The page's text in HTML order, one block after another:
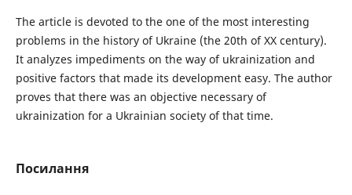
The article is devoted to the one of the most interesting
problems in the history of Ukraine (the 20th of XX century).
It analyzes impediments on the way of ukrainization and
positive factors that made its development easy. The author
proves that there was an objective necessary of
ukrainization for a Ukrainian society of that time.
Посилання